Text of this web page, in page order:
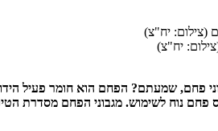
יח"צ)
פחם, שמעתם? הפחם הוא חומר פעיל